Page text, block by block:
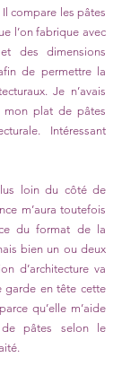
compare les pâtes
l’on fabrique avec
des dimensions
de permettre la
Je n’avais
mon plat de pâtes
Intéressant
loin du côté de
m’aura toutefois
du format de la
bien un ou deux
d’architecture va
garde en tête cette
qu’elle m’aide
pâtes selon le